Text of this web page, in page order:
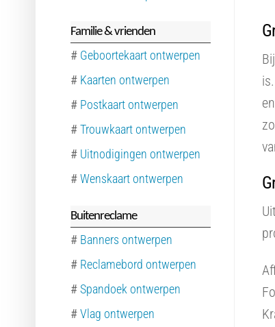
Familie & vrienden
# Geboortekaart ontwerpen
# Kaarten ontwerpen
# Postkaart ontwerpen
#Trouwkaart ontwerpen
# Uitnodigingen ontwerpen
#Wenskaart ontwerpen
Buitenreclame
# Banners ontwerpen
# Reclamebord ontwerpen
#Spandoek ontwerpen
#Vlag ontwerpen